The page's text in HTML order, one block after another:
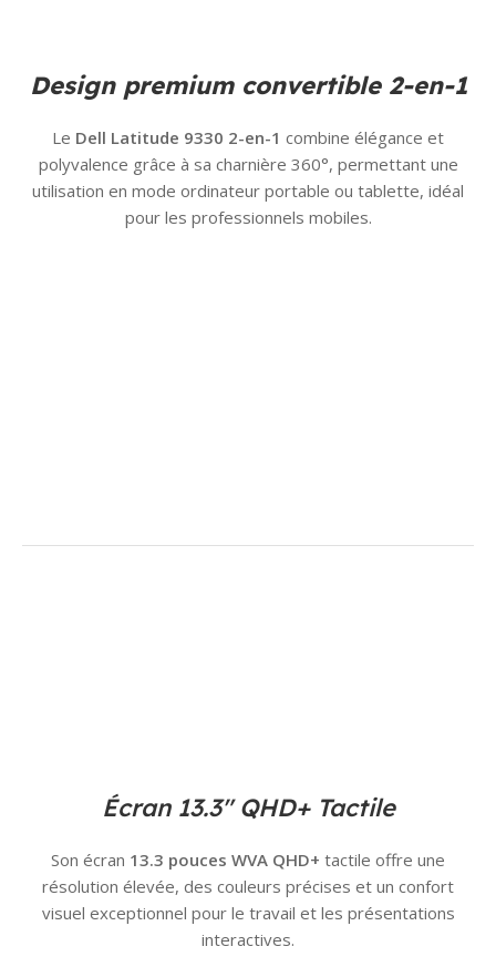
Design premium convertible 2-en-1
Le Dell Latitude 9330 2-en-1 combine élégance et
polyvalence grâce à sa charnière 360°, permettant une
utilisation en mode ordinateur portable ou tablette, idéal
pour les professionnels mobiles.
Écran 13.3″ QHD+ Tactile
Son écran 13.3 pouces WVA QHD+ tactile offre une
résolution élevée, des couleurs précises et un confort
visuel exceptionnel pour le travail et les présentations
interactives.